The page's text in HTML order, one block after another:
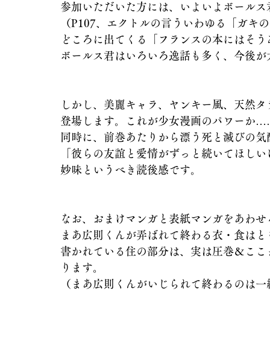
参加いただいた方には、いよいよボール
（P107、エクトルの言ういわゆる「ガキ
どころに出てくる「フランスの本にはそ
ボールス君はいろいろ逸話も多く、今後
しかし、美麗キャラ、ヤンキー風、天然
登場します。これが少女漫画のパワーか
同時に、前巻あたりから漂う死と滅びの
「彼らの友誼と愛情がずっと続いてほし
妙味というべき読後感です。
なお、おまけマンガと表紙マンガをあわ
まあ広則くんが弄ばれて終わる衣・食は
書かれている住の部分は、実は圧巻＆こ
ります。
（まあ広則くんがいじられて終わるのは